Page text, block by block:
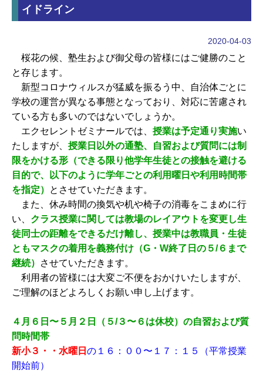
イドライン
2020-04-03
桜花の候、塾生および御父母の皆様にはご健勝のこと
と存じます。
新型コロナウィルスが猛威を振るう中、自治体ごとに
学校の運営が異なる事態となっており、対応に苦慮され
ている方も多いのではないでしょうか。
エクセレントゼミナールでは、 授業は予定通り実施い
たしますが、 授業日以外の通塾、自習および質問には制
限をかける形（できる限り他学年生徒との接触を避ける
目的で、以下のように学年ごとの利用曜日や利用時間帯
を指定）
とさせていただきます。
また、休み時間の換気や机や椅子の消毒をこまめに行
い、 クラス授業に関しては教場のレイアウトを変更し生
徒同士の距離をできるだけ離し、授業中は教職員・生徒
ともマスクの着用を義務付け（G・W終了日の５/６まで
継続）
させていただきます。
利用者の皆様には大変ご不便をおかけいたしますが、
ご理解のほどよろしくお願い申し上げます。
４月６日〜５月２日（５/３〜６は休校）の自習および質
問時間帯
新小３・・水曜日 の１６：００〜１７：１５（平常授業
開始前）